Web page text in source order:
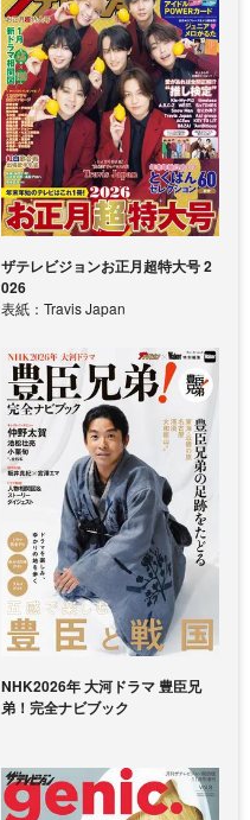
ザテレビジョンお正月超特大号 2
026
表紙：Travis Japan
NHK2026年 大河ドラマ 豊臣兄
弟！完全ナビブック